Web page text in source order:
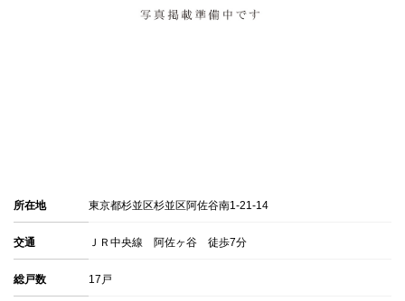
所在地 東京都杉並区杉並区阿佐谷南1-21-14
交通 ＪＲ中央線 阿佐ヶ谷 徒歩7分
総戸数 17戸